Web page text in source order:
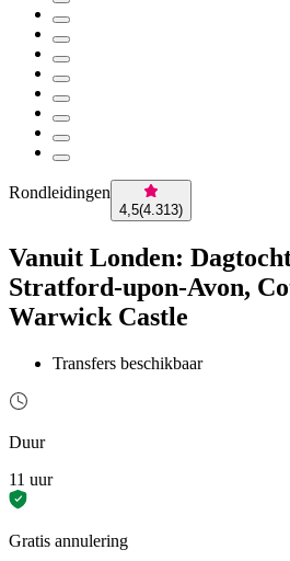
Rondleidingen
4,5(4.313)
Vanuit Londen:
Stratford-upon-Avon,
Warwick Castle
Transfers beschikbaar
Duur
11 uur
Gratis annulering